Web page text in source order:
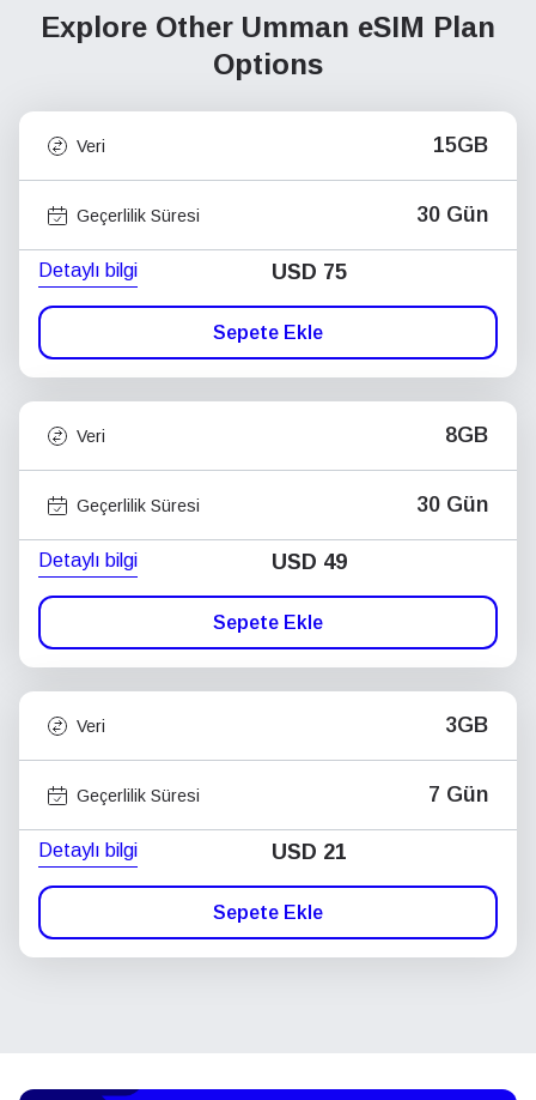
Explore Other Umman eSIM Plan
Options
Veri 15GB
Geçerlilik Süresi 30 Gün
Detaylı bilgi USD 75
Sepete Ekle
Veri 8GB
Geçerlilik Süresi 30 Gün
Detaylı bilgi USD 49
Sepete Ekle
Veri 3GB
Geçerlilik Süresi 7 Gün
Detaylı bilgi USD 21
Sepete Ekle